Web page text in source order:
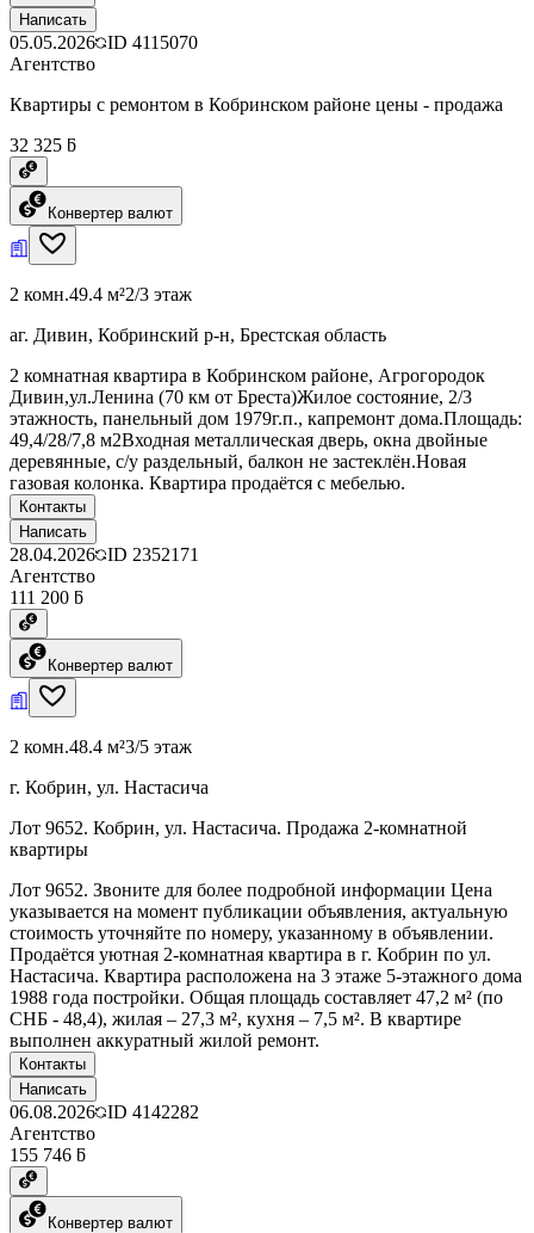
Написать
05.05.2026 ID 4115070
Агентство
Квартиры с ремонтом в Кобринском районе цены - продажа
32 325 ƃ
Конвертер валют
2 комн.49.4 м²2/3 этаж
аг. Дивин, Кобринский р-н, Брестская область
2 комнатная квартира в Кобринском районе, Агрогородок
Дивин,ул.Ленина (70 км от Бреста)Жилое состояние, 2/3
этажность, панельный дом 1979г.п., капремонт дома.Площадь:
49,4/28/7,8 м2Входная металлическая дверь, окна двойные
деревянные, с/у раздельный, балкон не застеклён.Новая
газовая колонка. Квартира продаётся с мебелью.
Контакты
Написать
28.04.2026 ID 2352171
Агентство
111 200 ƃ
Конвертер валют
2 комн.48.4 м²3/5 этаж
г. Кобрин, ул. Настасича
Лот 9652. Кобрин, ул. Настасича. Продажа 2-комнатной
квартиры
Лот 9652. Звоните для более подробной информации Цена
указывается на момент публикации объявления, актуальную
стоимость уточняйте по номеру, указанному в объявлении.
Продаётся уютная 2-комнатная квартира в г. Кобрин по ул.
Настасича. Квартира расположена на 3 этаже 5-этажного дома
1988 года постройки. Общая площадь составляет 47,2 м² (по
СНБ - 48,4), жилая – 27,3 м², кухня – 7,5 м². В квартире
выполнен аккуратный жилой ремонт.
Контакты
Написать
06.08.2026 ID 4142282
Агентство
155 746 ƃ
Конвертер валют